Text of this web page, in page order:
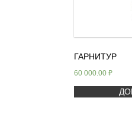
ГАРНИТУР
60 000.00 ₽